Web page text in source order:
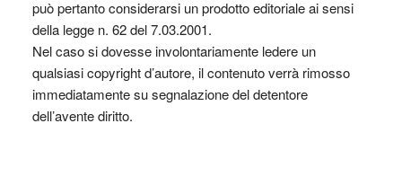
può pertanto considerarsi un prodotto editoriale ai sensi
della legge n. 62 del 7.03.2001.
Nel caso si dovesse involontariamente ledere un
qualsiasi copyright d’autore, il contenuto verrà rimosso
immediatamente su segnalazione del detentore
dell’avente diritto.